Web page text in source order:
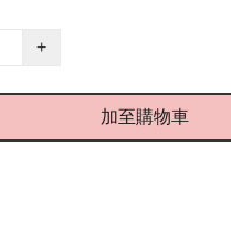
+
加至購物車